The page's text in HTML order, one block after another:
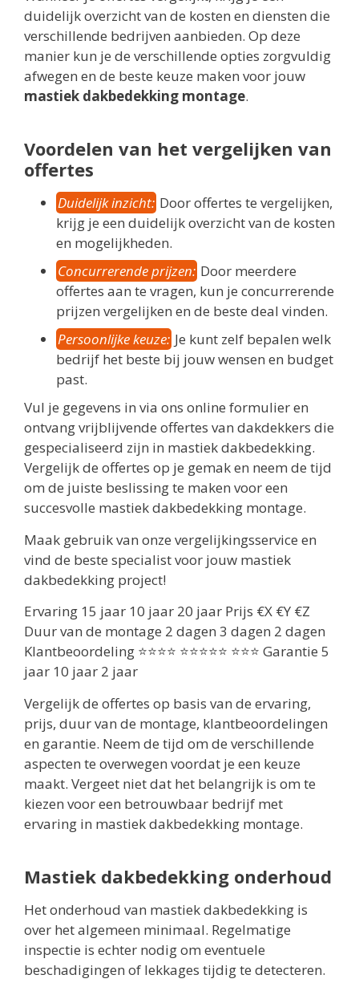
duidelijk overzicht van de kosten en diensten die
verschillende bedrijven aanbieden. Op deze
manier kun je de verschillende opties zorgvuldig
afwegen en de beste keuze maken voor jouw
mastiek dakbedekking montage.
Voordelen van het vergelijken van
offertes
Duidelijk inzicht: Door offertes te vergelijken,
krijg je een duidelijk overzicht van de kosten
en mogelijkheden.
Concurrerende prijzen: Door meerdere
offertes aan te vragen, kun je concurrerende
prijzen vergelijken en de beste deal vinden.
Persoonlijke keuze: Je kunt zelf bepalen welk
bedrijf het beste bij jouw wensen en budget
past.
Vul je gegevens in via ons online formulier en
ontvang vrijblijvende offertes van dakdekkers die
gespecialiseerd zijn in mastiek dakbedekking.
Vergelijk de offertes op je gemak en neem de tijd
om de juiste beslissing te maken voor een
succesvolle mastiek dakbedekking montage.
Maak gebruik van onze vergelijkingsservice en
vind de beste specialist voor jouw mastiek
dakbedekking project!
Ervaring 15 jaar 10 jaar 20 jaar Prijs €X €Y €Z
Duur van de montage 2 dagen 3 dagen 2 dagen
Klantbeoordeling ⭐⭐⭐⭐ ⭐⭐⭐⭐⭐ ⭐⭐⭐ Garantie 5
jaar 10 jaar 2 jaar
Vergelijk de offertes op basis van de ervaring,
prijs, duur van de montage, klantbeoordelingen
en garantie. Neem de tijd om de verschillende
aspecten te overwegen voordat je een keuze
maakt. Vergeet niet dat het belangrijk is om te
kiezen voor een betrouwbaar bedrijf met
ervaring in mastiek dakbedekking montage.
Mastiek dakbedekking onderhoud
Het onderhoud van mastiek dakbedekking is
over het algemeen minimaal. Regelmatige
inspectie is echter nodig om eventuele
beschadigingen of lekkages tijdig te detecteren.